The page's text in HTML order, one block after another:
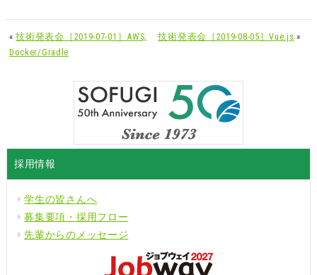
有
す
る
に
は
い
(新
し
い
ィ
ン
ド
ウ
で
開
ク
し
て
Twitter
で
ウ
で
開
き
す)
ク
て
(新
し
い
ウ
ウ
き
す)
«技術発表会［2019-07-01］AWS,
Docker/Gradle
技術発表会［2019-08-05］Vue.js »
採用情報
学生の皆さんへ
募集要項・採用フロー
先輩からのメッセージ